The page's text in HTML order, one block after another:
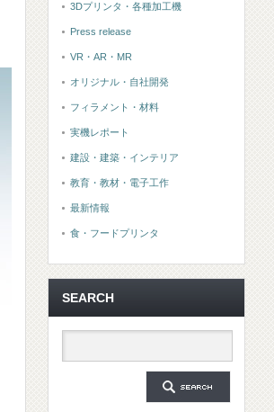
3Dプリンタ・各種加工機
Press release
VR・AR・MR
オリジナル・自社開発
フィラメント・材料
実機レポート
建設・建築・インテリア
教育・教材・電子工作
最新情報
食・フードプリンタ
SEARCH